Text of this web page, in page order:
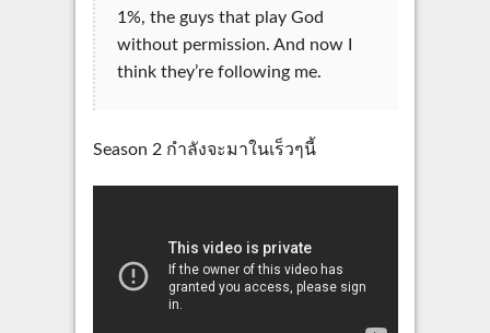
1%, the guys that play God
without permission. And now I
think they’re following me.
Season 2 กำลังจะมาในเร็วๆนี้